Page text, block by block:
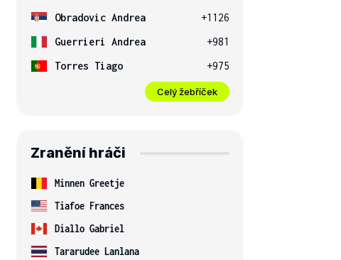
Obradovic Andrea
+1126
Guerrieri Andrea
+981
Torres Tiago
+975
Celý žebříček
Zranění hráči
Minnen Greetje
Tiafoe Frances
Diallo Gabriel
Tararudee Lanlana